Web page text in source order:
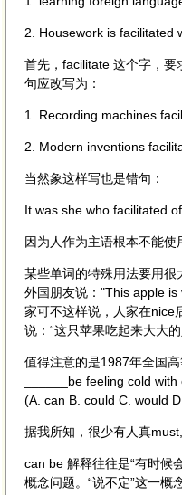
2. Housework is facilitated
首先，facilitate 这个字，要
句应改写为：
1. Recording machines
2. Modern inventions
当然象这样写也是错句：
It was she who facilitated
因为人作为主语根本不能使
某些单词的特殊用法要用很
外国朋友说："This apple
家可不这样说，人家在nice
说：“这只苹果吃起来大大
值得注意的是1987年全国
______be feeling cold with
(A. can B. could C. would
据我所知，很少有人真
can be 解释往往是“有时候
概念问题。“说不定”这一